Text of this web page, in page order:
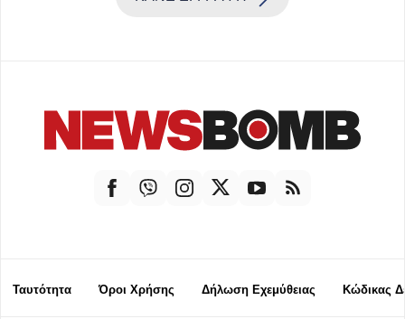
Ταυτότητα Όροι Χρήσης Δήλωση Εχεμύθειας Κώδικας